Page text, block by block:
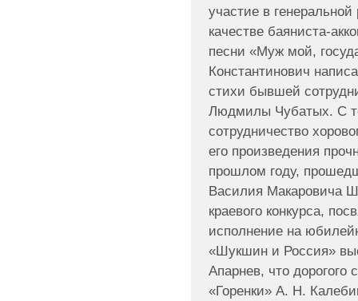
участие в
качестве баяниста-
песни «Муж мой,
Константинович
стихи бывшей
Людмилы Чубатых. С
сотрудничество
его произведения
прошлом году,
Василия Макаровича
краевого конкурса,
исполнение на
«Шукшин и Россия»
Апарнев, что дорогого
«Горенки» А. Н.